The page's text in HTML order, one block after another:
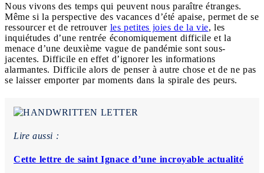
Nous vivons des temps qui peuvent nous paraître étranges.
Même si la perspective des vacances d’été apaise, permet de se
ressourcer et de retrouver les petites joies de la vie, les
inquiétudes d’une rentrée économiquement difficile et la
menace d’une deuxième vague de pandémie sont sous-
jacentes. Difficile en effet d’ignorer les informations
alarmantes. Difficile alors de penser à autre chose et de ne pas
se laisser emporter par moments dans la spirale des peurs.
Lire aussi :
Cette lettre de saint Ignace d’une incroyable actualité